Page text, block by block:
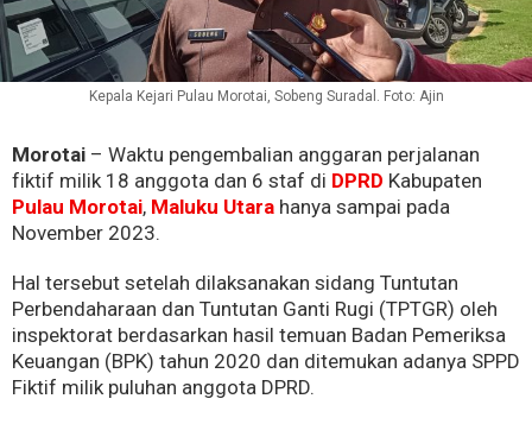
Kepala Kejari Pulau Morotai, Sobeng Suradal. Foto: Ajin
Morotai – Waktu pengembalian anggaran perjalanan
fiktif milik 18 anggota dan 6 staf di DPRD Kabupaten
Pulau Morotai, Maluku Utara hanya sampai pada
November 2023.
Hal tersebut setelah dilaksanakan sidang Tuntutan
Perbendaharaan dan Tuntutan Ganti Rugi (TPTGR) oleh
inspektorat berdasarkan hasil temuan Badan Pemeriksa
Keuangan (BPK) tahun 2020 dan ditemukan adanya SPPD
Fiktif milik puluhan anggota DPRD.